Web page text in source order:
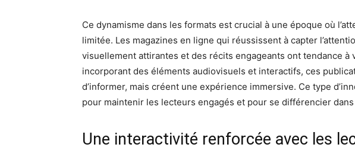
Ce dynamisme dans les formats est crucial à une époque où
limitée. Les magazines en ligne qui réussissent à capter
visuellement attirantes et des récits engageants ont tendance à
incorporant des éléments audiovisuels et interactifs, ces
d’informer, mais créent une expérience immersive. Ce type
pour maintenir les lecteurs engagés et pour se différencier
Une interactivité renforcée avec les